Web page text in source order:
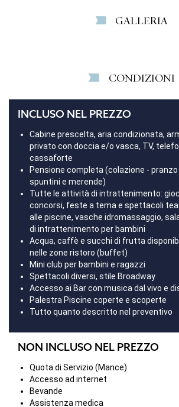
GALLERIA
CONDIZIONI
INCLUSO NEL PREZZO
Cabine prescelta, aria condizionata,
privato con doccia e/o vasca, TV,
cassaforte
Pensione completa (colazione - pranzo
spuntini e merende)
Tutte le attività di intrattenimento:
concorsi, feste a tema e spettacoli
alle piscine, vasche idromassaggio,
di intrattenimento per bambini
Acqua, caffè e succhi di frutta
nelle zone ristoro (buffet)
Mini club per bambini e ragazzi
Spettacoli diversi, stile Broadway
Accesso ai Bar con musica dal vivo e
Palestra Piscine coperte e scoperte
Tutto quanto descritto nel preventivo
NON INCLUSO NEL PREZZO
Quota di Servizio (Mance)
Accesso ad internet
Bevande
Assistenza medica